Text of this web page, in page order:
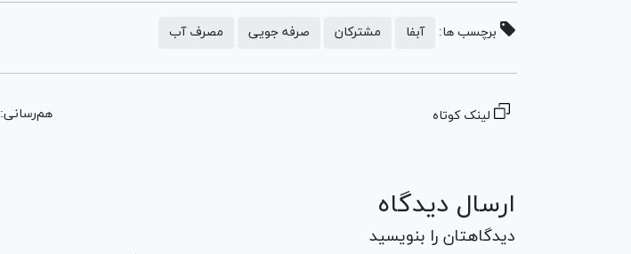
برچسب ها: آبفا مشترکان صرفه جویی مصرف آب
لینک کوتاه هم‌رسانی:
ارسال دیدگاه
دیدگاهتان را بنویسید